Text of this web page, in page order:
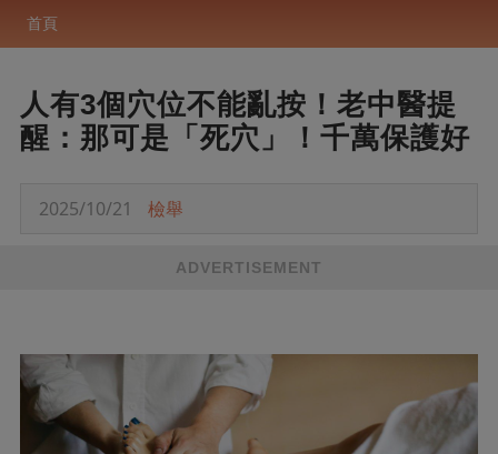
首頁
人有3個穴位不能亂按！老中醫提
醒：那可是「死穴」！千萬保護好
2025/10/21 檢舉
ADVERTISEMENT